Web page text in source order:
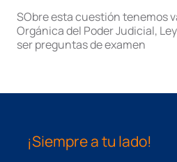
SObre esta cuestión tenemos
Orgánica del Poder Judicial,
ser preguntas de examen
¡Siempre a tu lado!